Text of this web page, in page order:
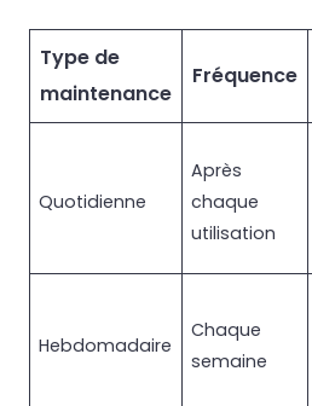
Type de
maintenance
Fréquence
Quotidienne
Après
chaque
utilisation
Hebdomadaire
Chaque
semaine